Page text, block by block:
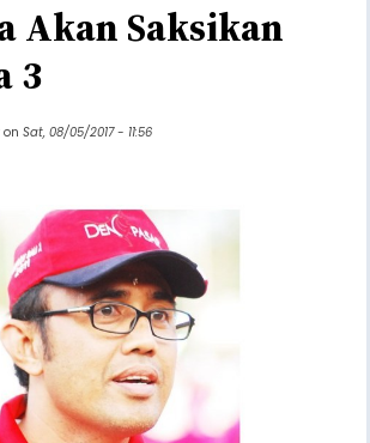
Akan Saksikan
3
on Sat, 08/05/2017 - 11:56